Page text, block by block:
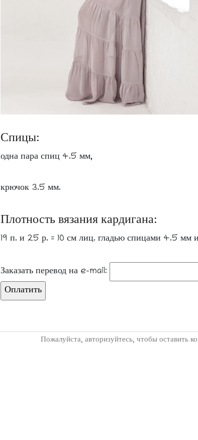
Спицы:
одна пара спиц 4.5 мм,
крючок 3.5 мм.
Плотность вязания кардигана:
19 п. и 25 р. = 10 см лиц. гладью спицами 4.5 мм
Заказать перевод на e-mail:
Пожалуйста, авторизуйтесь, чтобы оставить